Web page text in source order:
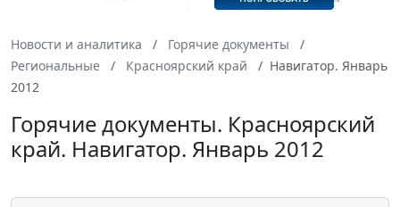
Новости и аналитика
Горячие документы
Региональные
Красноярский край
Навигатор. Январь
2012
Горячие документы. Красноярский
край. Навигатор. Январь 2012